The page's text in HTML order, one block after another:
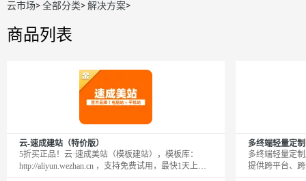
云市场>全部分类>解决方案>
商品列表
云-速成建站（特价版）
5折买正品！云·速成美站（模板建站），模板库：
http://aliyun.wezhan.cn ，支持免费试用，最快1天上
多终端轻量定制
多终端轻量定
提供跨平台、